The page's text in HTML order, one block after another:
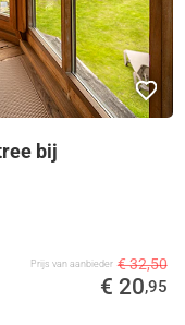
bij
Prijs van aanbieder € 32,50
€ 20,95